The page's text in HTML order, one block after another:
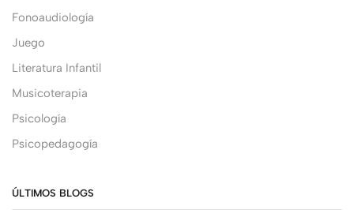
Fonoaudiología
Juego
Literatura Infantil
Musicoterapia
Psicología
Psicopedagogía
ÚLTIMOS BLOGS